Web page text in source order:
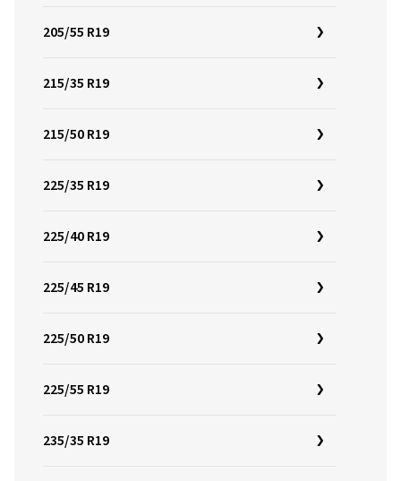
205/55 R19
215/35 R19
215/50 R19
225/35 R19
225/40 R19
225/45 R19
225/50 R19
225/55 R19
235/35 R19